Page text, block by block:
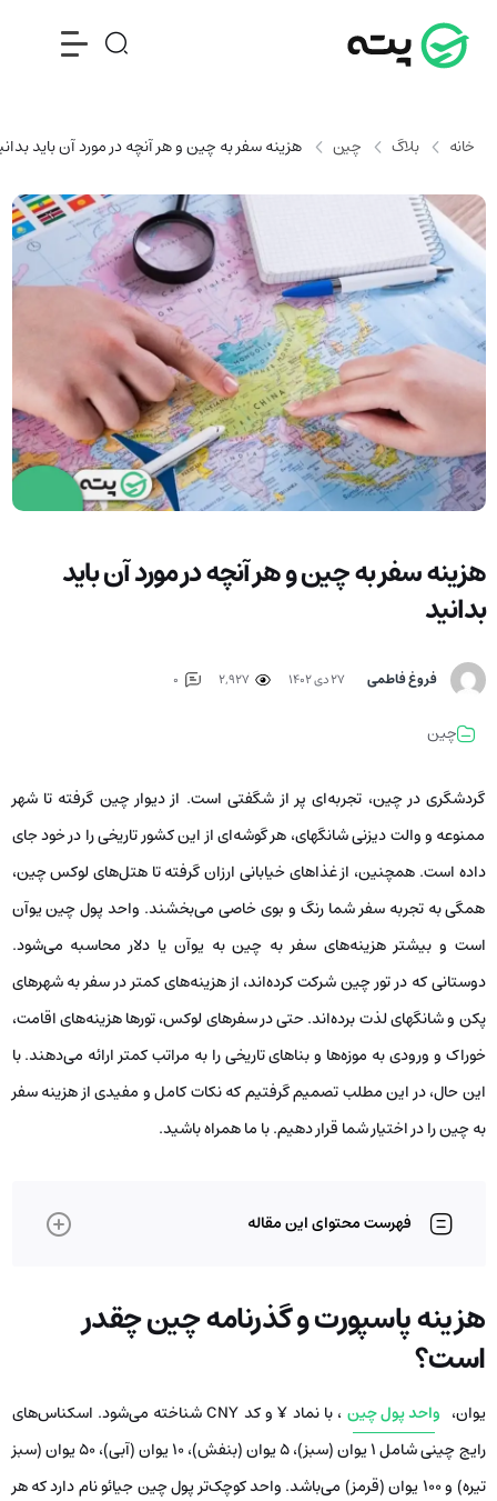
خانه بلاگ چین هزینه سفر به چین و هر آنچه در مورد آن باید
هزینه سفر به چین و هر آنچه در مورد آن باید
بدانید
فروغ فاطمی ۲۷ دی ۱۴۰۲
چین
گردشگری در چین، تجربه‌ای پر از شگفتی است. از دیوار چین گرفته تا شهر
ممنوعه و والت دیزنی شانگهای، هر گوشه‌ای از این کشور تاریخی را در خود جای
داده است. همچنین، از غذاهای خیابانی ارزان گرفته تا هتل‌های لوکس چین،
همگی به تجربه سفر شما رنگ و بوی خاصی می‌بخشند. واحد پول چین یوآن
است و بیشتر هزینه‌های سفر به چین به یوآن یا دلار محاسبه می‌شود.
دوستانی که در تور چین شرکت کرده‌اند، از هزینه‌های کمتر در سفر به شهرهای
پکن و شانگهای لذت برده‌اند. حتی در سفرهای لوکس، تورها هزینه‌های اقامت،
خوراک و ورودی به موزه‌ها و بناهای تاریخی را به مراتب کمتر ارائه می‌دهند. با
این حال، در این مطلب تصمیم گرفتیم که نکات کامل و مفیدی از هزینه سفر
به چین را در اختیار شما قرار دهیم. با ما همراه باشید.
فهرست محتوای این مقاله
هزینه پاسپورت و گذرنامه چین چقدر
است؟
یوان، واحد پول چین
، با نماد ¥ و کد CNY شناخته می‌شود. اسکناس‌های
رایج چینی شامل 1 یوان (سبز)، 5 یوان (بنفش)، 10 یوان (آبی)، 50 یوان (سبز
تیره) و 100 یوان (قرمز) می‌باشد. واحد کوچک‌تر پول چین جیائو نام دارد که هر